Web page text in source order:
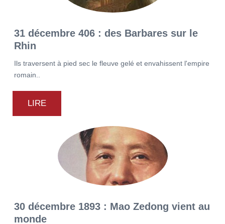
31 décembre 406 : des Barbares sur le
Rhin
Ils traversent à pied sec le fleuve gelé et envahissent l'empire
romain..
LIRE
30 décembre 1893 : Mao Zedong vient au
monde